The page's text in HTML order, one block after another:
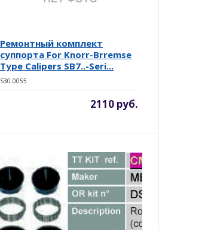
Ремонтный комплект
суппорта For Knorr-Brremse
Type Calipers SB7..-Seri...
S30.0055
2110 руб.